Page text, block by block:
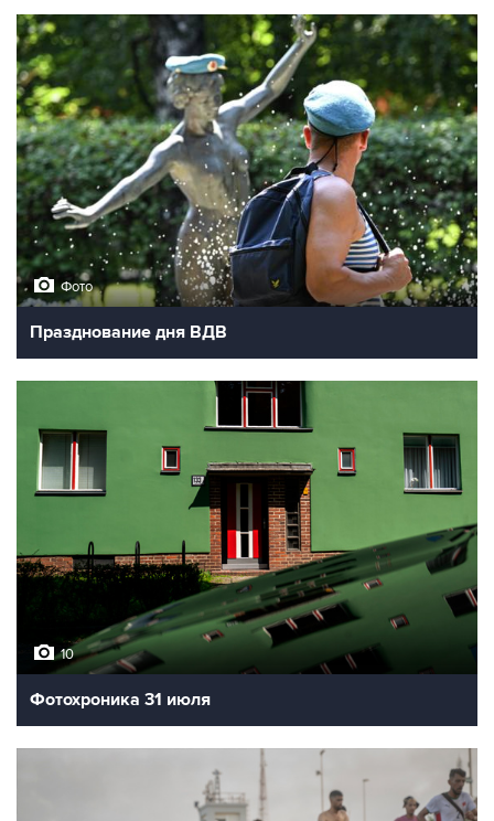
Фото
Празднование дня ВДВ
10
Фотохроника 31 июля